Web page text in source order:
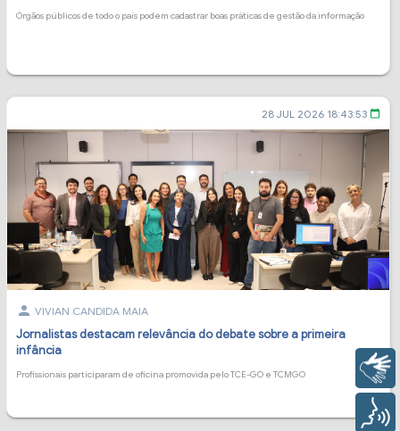
Órgãos públicos de todo o país podem cadastrar boas práticas de gestão da informação
28 JUL 2026 18:43:53 calendar_today
person VIVIAN CANDIDA MAIA
Jornalistas destacam relevância do debate sobre a primeira
infância
Profissionais participaram de oficina promovida pelo TCE-GO e TCMGOLibras